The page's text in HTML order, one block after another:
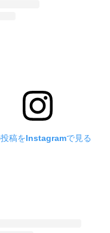
投稿をInstagramで見る